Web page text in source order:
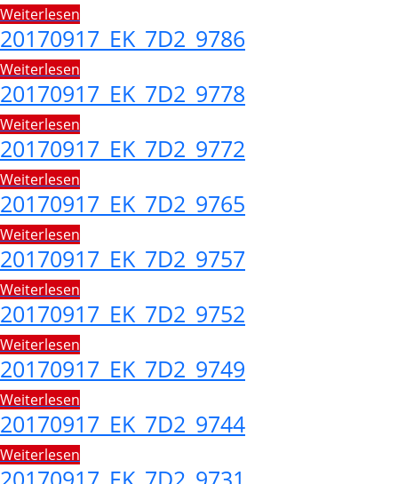
Weiterlesen
20170917_EK_7D2_9786
Weiterlesen
20170917_EK_7D2_9778
Weiterlesen
20170917_EK_7D2_9772
Weiterlesen
20170917_EK_7D2_9765
Weiterlesen
20170917_EK_7D2_9757
Weiterlesen
20170917_EK_7D2_9752
Weiterlesen
20170917_EK_7D2_9749
Weiterlesen
20170917_EK_7D2_9744
Weiterlesen